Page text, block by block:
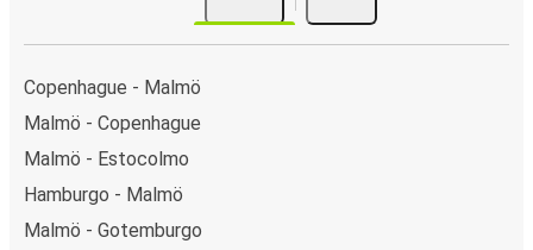
Copenhague - Malmö
Malmö - Copenhague
Malmö - Estocolmo
Hamburgo - Malmö
Malmö - Gotemburgo